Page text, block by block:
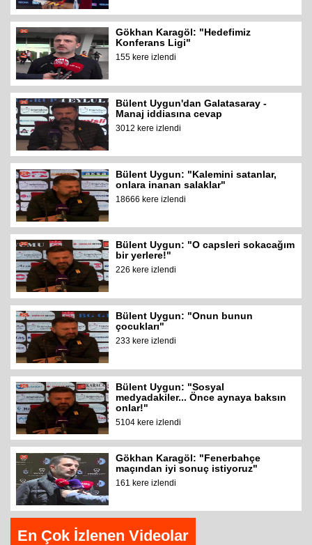
Gökhan Karagöl: "Hedefimiz
Konferans Ligi"
155 kere izlendi
Bülent Uygun'dan Galatasaray -
Manaj iddiasına cevap
3012 kere izlendi
Bülent Uygun: "Kalemini satanlar,
onlara inanan salaklar"
18666 kere izlendi
Bülent Uygun: "O capsleri sokacağım
bir yerlere!"
226 kere izlendi
Bülent Uygun: "Onun bunun
çocukları"
233 kere izlendi
Bülent Uygun: "Sosyal
medyadakiler... Önce aynaya baksın
onlar!"
5104 kere izlendi
Gökhan Karagöl: "Fenerbahçe
maçından iyi sonuç istiyoruz"
161 kere izlendi
En Çok İzlenen Videolar